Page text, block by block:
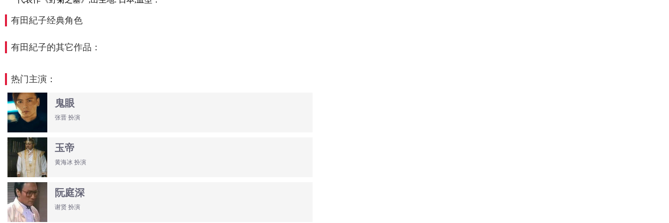
有田紀子经典角色
有田紀子的其它作品：
热门主演：
鬼眼
张晋 扮演
玉帝
黄海冰 扮演
阮庭深
谢贤 扮演